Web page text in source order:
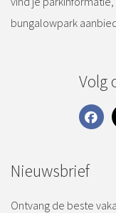
bungalowpark
Volg
Nieuwsbrief
Ontvang de beste